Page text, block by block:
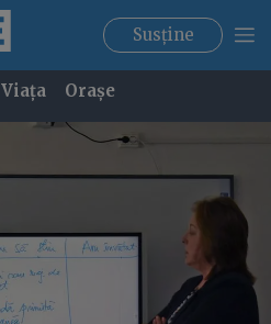
Susține
Viața Orașe